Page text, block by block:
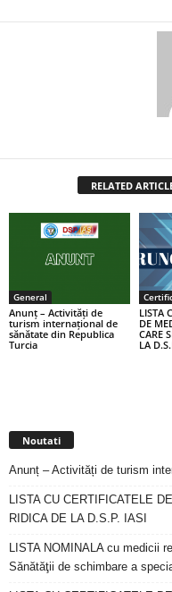
RELATED
General
Anunț – Activități de
turism internațional de
sănătate din Republica
Turcia
LISTA
DE
CARE
LA
Noutati
Anunț – Activități de turism
LISTA CU CERTIFICATELE
RIDICA DE LA D.S.P. IASI
LISTA NOMINALA cu medicii
Sănătăţii de schimbare a